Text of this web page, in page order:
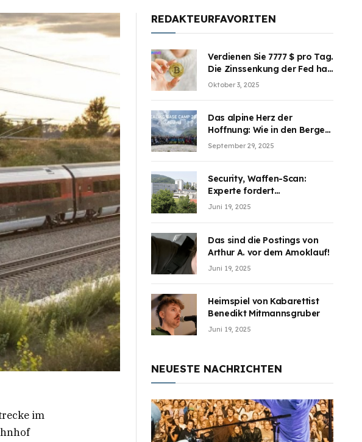
im
REDAKTEURFAVORITEN
Verdienen Sie 7777 $ pro Tag.
Die Zinssenkung der Fed hat
die Aufmerksamkeit des
teilzuhaben
Oktober 3, 2025
Das alpine Herz der
Hoffnung: Wie in den Bergen
Österreichs die unsichtbaren
September 29, 2025
Security, Waffen-Scan:
Experte fordert
Sicherheitsdiskussion an
Juni 19, 2025
Das sind die Postings von
Arthur A. vor dem Amoklauf!
Juni 19, 2025
Heimspiel von Kabarettist
Benedikt Mitmannsgruber
Juni 19, 2025
NEUESTE NACHRICHTEN